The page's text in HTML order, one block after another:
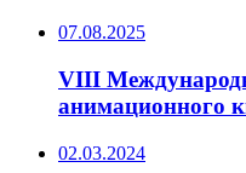
07.08.2025
VIII
анимационного
02.03.2024